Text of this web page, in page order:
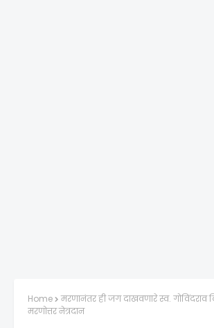
Home
मरणानंतर ही जग दाखवणारे स्व. गोविंदराव
मरणोत्तर नेत्रदान